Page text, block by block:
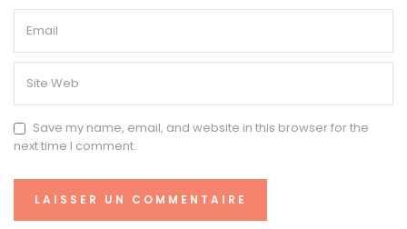
Save my name, email, and website in this browser for the
next time I comment.